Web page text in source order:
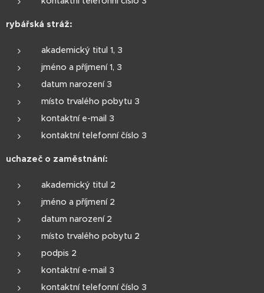
rybářská stráž:
akademický titul 1, 3
jméno a příjmení 1, 3
datum narození 3
místo trvalého pobytu 3
kontaktní e-mail 3
kontaktní telefonní číslo 3
uchazeč o zaměstnání:
akademický titul 2
jméno a příjmení 2
datum narození 2
místo trvalého pobytu 2
podpis 2
kontaktní e-mail 3
kontaktní telefonní číslo 3